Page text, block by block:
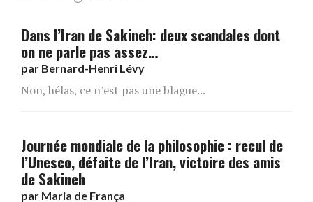
Dans l’Iran de Sakineh: deux scandales dont
on ne parle pas assez…
par Bernard-Henri Lévy
Non, hélas, ce n’est pas une blague...
Journée mondiale de la philosophie : recul de
l’Unesco, défaite de l’Iran, victoire des amis
de Sakineh
par Maria de França